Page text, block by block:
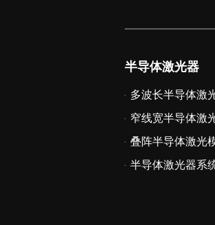
半导体激光器
多波长半导体激
窄线宽半导体激
叠阵半导体激光
半导体激光器系